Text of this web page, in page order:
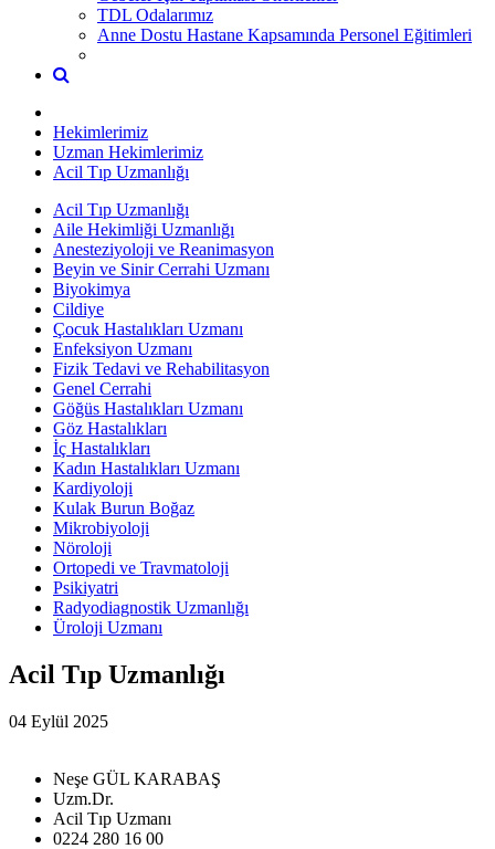
TDL Odalarımız
Anne Dostu Hastane Kapsamında Personel Eğitimleri
Hekimlerimiz
Uzman Hekimlerimiz
Acil Tıp Uzmanlığı
Acil Tıp Uzmanlığı
Aile Hekimliği Uzmanlığı
Anesteziyoloji ve Reanimasyon
Beyin ve Sinir Cerrahi Uzmanı
Biyokimya
Cildiye
Çocuk Hastalıkları Uzmanı
Enfeksiyon Uzmanı
Fizik Tedavi ve Rehabilitasyon
Genel Cerrahi
Göğüs Hastalıkları Uzmanı
Göz Hastalıkları
İç Hastalıkları
Kadın Hastalıkları Uzmanı
Kardiyoloji
Kulak Burun Boğaz
Mikrobiyoloji
Nöroloji
Ortopedi ve Travmatoloji
Psikiyatri
Radyodiagnostik Uzmanlığı
Üroloji Uzmanı
Acil Tıp Uzmanlığı
04 Eylül 2025
Neşe GÜL KARABAŞ
Uzm.Dr.
Acil Tıp Uzmanı
0224 280 16 00